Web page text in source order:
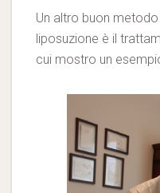
Un altro buon
liposuzione è il
cui mostro un